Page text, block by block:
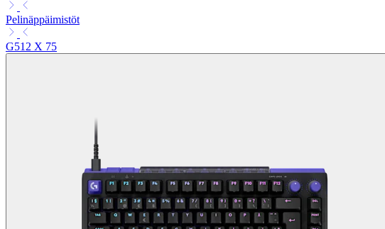
Pelinäppäimistöt
G512 X 75